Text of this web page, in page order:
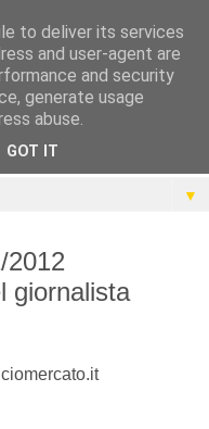
▼
2012
giornalista
to deliver its services
and user-agent are
and security
generate usage
abuse.
GOT IT